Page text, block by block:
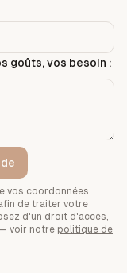
goûts, vos besoin :
vos coordonnées
de traiter votre
d'un droit d'accès,
voir notre politique de